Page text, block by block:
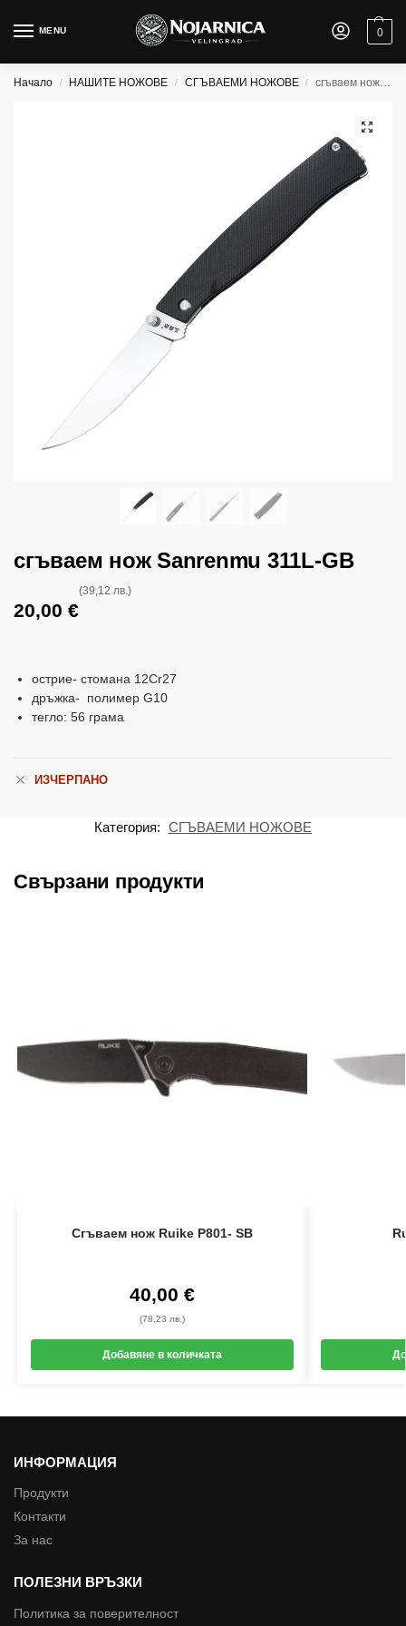
MENU 0
Начало / НАШИТЕ НОЖОВЕ / СГЪВАЕМИ НОЖОВЕ / сгъваем нож Sanrenmu 311L-GB
сгъваем нож Sanrenmu 311L-GB
20,00 €
(39,12 лв.)
острие- стомана 12Cr27
дръжка- полимер G10
тегло: 56 грама
ИЗЧЕРПАНО
Категория: СГЪВАЕМИ НОЖОВЕ
Свързани продукти
Сгъваем нож Ruike P801- SB
40,00 €
(78,23 лв.)
Добавяне в количката
ИНФОРМАЦИЯ
Продукти
Контакти
За нас
ПОЛЕЗНИ ВРЪЗКИ
Политика за поверителност